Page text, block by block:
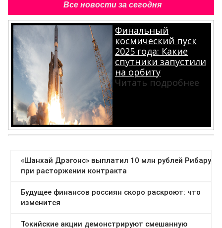
Все новости за сегодня
Финальный
космический пуск
2025 года: Какие
спутники запустили
на орбиту
Читать подробнее